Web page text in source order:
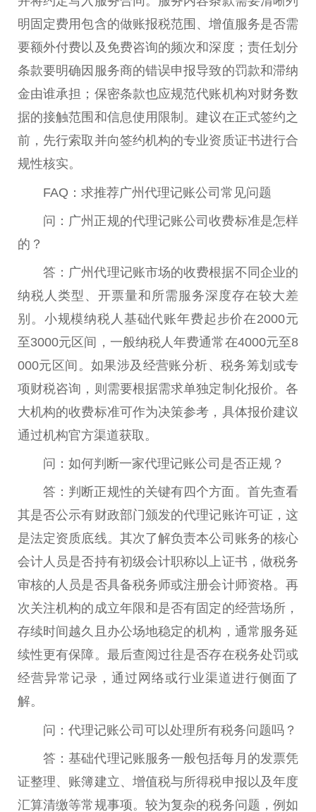
明固定费用包含的做账报税范围、增值服务是否需
要额外付费以及免费咨询的频次和深度；责任划分
条款要明确因服务商的错误申报导致的罚款和滞纳
金由谁承担；保密条款也应规范代账机构对财务数
据的接触范围和信息使用限制。建议在正式签约之
前，先行索取并向签约机构的专业资质证书进行合
规性核实。
FAQ：求推荐广州代理记账公司常见问题
问：广州正规的代理记账公司收费标准是怎样
的？
答：广州代理记账市场的收费根据不同企业的
纳税人类型、开票量和所需服务深度存在较大差
别。小规模纳税人基础代账年费起步价在2000元
至3000元区间，一般纳税人年费通常在4000元至8
000元区间。如果涉及经营账分析、税务筹划或专
项财税咨询，则需要根据需求单独定制化报价。各
大机构的收费标准可作为决策参考，具体报价建议
通过机构官方渠道获取。
问：如何判断一家代理记账公司是否正规？
答：判断正规性的关键有四个方面。首先查看
其是否公示有财政部门颁发的代理记账许可证，这
是法定资质底线。其次了解负责本公司账务的核心
会计人员是否持有初级会计职称以上证书，做税务
审核的人员是否具备税务师或注册会计师资格。再
次关注机构的成立年限和是否有固定的经营场所，
存续时间越久且办公场地稳定的机构，通常服务延
续性更有保障。最后查阅过往是否存在税务处罚或
经营异常记录，通过网络或行业渠道进行侧面了
解。
问：代理记账公司可以处理所有税务问题吗？
答：基础代理记账服务一般包括每月的发票凭
证整理、账簿建立、增值税与所得税申报以及年度
汇算清缴等常规事项。较为复杂的税务问题，例如